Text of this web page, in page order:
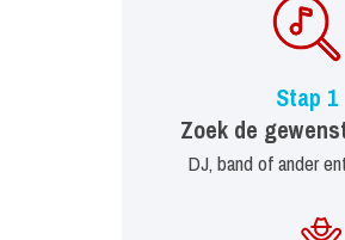
Stap 1
Zoek de
DJ, band of ander